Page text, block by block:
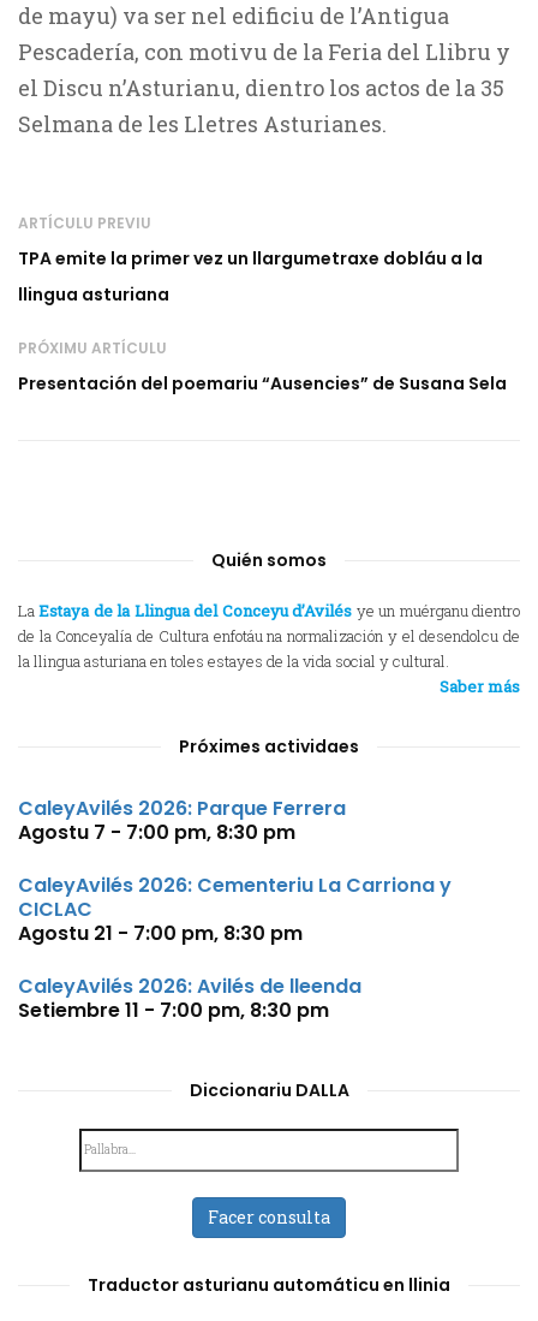
de mayu) va ser nel edificiu de l’Antigua
Pescadería, con motivu de la Feria del Llibru y
el Discu n’Asturianu, dientro los actos de la 35
Selmana de les Lletres Asturianes.
ARTÍCULU PREVIU
TPA emite la primer vez un llargumetraxe dobláu a la
llingua asturiana
PRÓXIMU ARTÍCULU
Presentación del poemariu “Ausencies” de Susana Sela
Quién somos
LaEstaya de la Llingua del Conceyu d’Avilés ye un muérganu dientro
de la Conceyalía de Cultura enfotáu na normalización y el desendolcu de
la llingua asturiana en toles estayes de la vida social y cultural.
Saber más
Próximes actividaes
CaleyAvilés 2026: Parque Ferrera
Agostu 7 - 7:00 pm, 8:30 pm
CaleyAvilés 2026: Cementeriu La Carriona y
CICLAC
Agostu 21 - 7:00 pm, 8:30 pm
CaleyAvilés 2026: Avilés de lleenda
Setiembre 11 - 7:00 pm, 8:30 pm
Diccionariu DALLA
Facer consulta
Traductor asturianu automáticu en llinia